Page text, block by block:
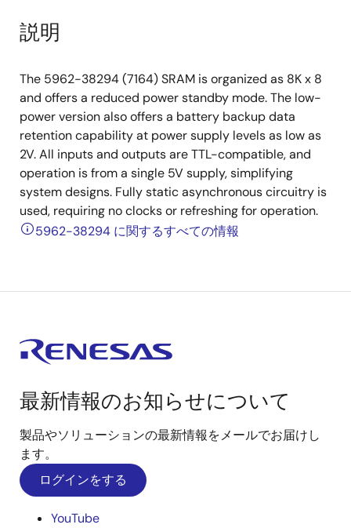
説明
The 5962-38294 (7164) SRAM is organized as 8K x 8
and offers a reduced power standby mode. The low-
power version also offers a battery backup data
retention capability at power supply levels as low as
2V. All inputs and outputs are TTL-compatible, and
operation is from a single 5V supply, simplifying
system designs. Fully static asynchronous circuitry is
used, requiring no clocks or refreshing for operation.
5962-38294 に関するすべての情報
最新情報のお知らせについて
製品やソリューションの最新情報をメールでお届けし
ます。
ログインをする
YouTube